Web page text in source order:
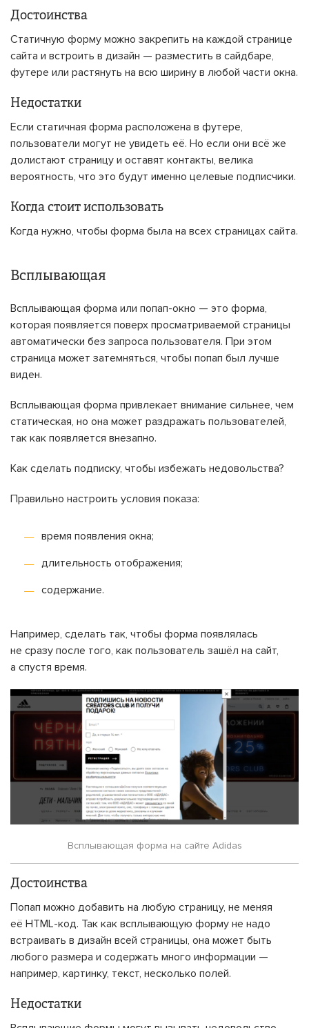
Достоинства
Статичную форму можно закрепить на каждой странице
сайта и встроить в дизайн — разместить в сайдбаре,
футере или растянуть на всю ширину в любой части окна.
Недостатки
Если статичная форма расположена в футере,
пользователи могут не увидеть её. Но если они всё же
долистают страницу и оставят контакты, велика
вероятность, что это будут именно целевые подписчики.
Когда стоит использовать
Когда нужно, чтобы форма была на всех страницах сайта.
Всплывающая
Всплывающая форма или попап-окно — это форма,
которая появляется поверх просматриваемой страницы
автоматически без запроса пользователя. При этом
страница может затемняться, чтобы попап был лучше
виден.
Всплывающая форма привлекает внимание сильнее, чем
статическая, но она может раздражать пользователей,
так как появляется внезапно.
Как сделать подписку, чтобы избежать недовольства?
Правильно настроить условия показа:
время появления окна;
длительность отображения;
содержание.
Например, сделать так, чтобы форма появлялась
не сразу после того, как пользователь зашёл на сайт,
а спустя время.
Всплывающая форма на сайте Adidas
Достоинства
Попап можно добавить на любую страницу, не меняя
её HTML-код. Так как всплывающую форму не надо
встраивать в дизайн всей страницы, она может быть
любого размера и содержать много информации —
например, картинку, текст, несколько полей.
Недостатки